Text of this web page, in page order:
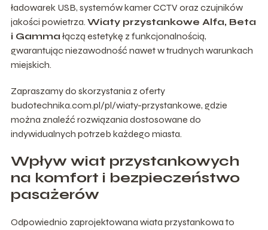
ładowarek USB, systemów kamer CCTV oraz czujników
jakości powietrza. Wiaty przystankowe Alfa, Beta
i Gamma łączą estetykę z funkcjonalnością,
gwarantując niezawodność nawet w trudnych warunkach
miejskich.
Zapraszamy do skorzystania z oferty
budotechnika.com.pl/pl/wiaty-przystankowe, gdzie
można znaleźć rozwiązania dostosowane do
indywidualnych potrzeb każdego miasta.
Wpływ wiat przystankowych
na komfort i bezpieczeństwo
pasażerów
Odpowiednio zaprojektowana wiata przystankowa to